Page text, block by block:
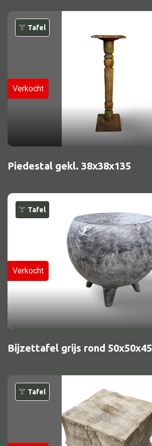
Tafel
Verkocht
Piedestal gekl. 38x38x135
Tafel
Verkocht
Bijzettafel grijs rond 50x50x45
Tafel